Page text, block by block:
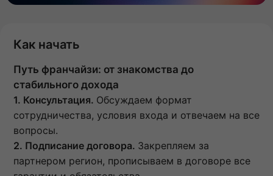
Как начать
Путь франчайзи: от знакомства до
стабильного дохода
1. Консультация. Обсуждаем формат
сотрудничества, условия входа и отвечаем на все
вопросы.
2. Подписание договора. Закрепляем за
партнером регион, прописываем в договоре все